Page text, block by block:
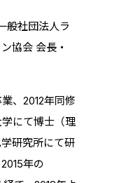
般社団法人ラ
協会 会長・
、2012年同修
にて博士（理
研究所にて研
年の